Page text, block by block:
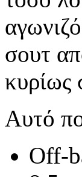
σουτ
κυρίως
Αυτό
Off-